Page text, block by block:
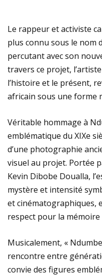
ARSÈNE ATEBA :
ACADÉMIQUE
ARNOLD FOKAM
INVISIBLES : UNE
ARNO BOUJIKA,
AFRICAIN
JOSEY DÉVOILE «
INTIMISTE QUI
AVANT-PREMIÈRE À
Le rappeur et activiste
plus connu sous le nom
percutant avec son
travers ce projet,
l’histoire et le présent,
africain sous une forme
Véritable hommage à
emblématique du XIXe
d’une photographie
visuel au projet. Portée
Kevin Dibobe Doualla,
mystère et intensité
et cinématographiques,
respect pour la mémoire
Musicalement, «
rencontre entre
convie des figures